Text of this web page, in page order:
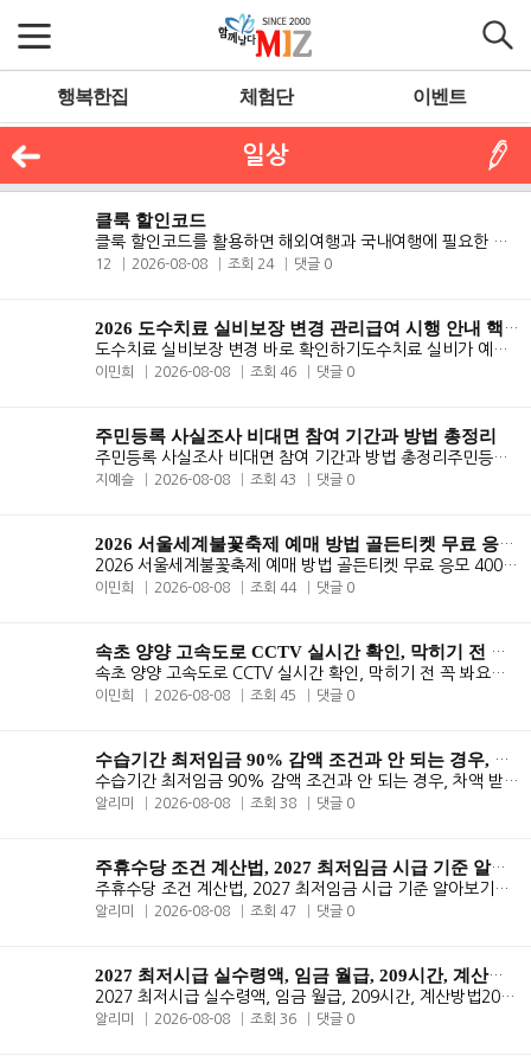
행복한집 체험단 이벤트
일상
클룩 할인코드
클룩 할인코드를 활용하면 해외여행과 국내여행에 필요한 투어 입장권 호텔..
12 2026-08-08 조회 24 댓글 0
2026 도수치료 실비보장 변경 관리급여 시행 안내 핵심정리
도수치료 실비보장 변경 바로 확인하기도수치료 실비가 예전처럼 무조건 잘..
이민희 2026-08-08 조회 46 댓글 0
주민등록 사실조사 비대면 참여 기간과 방법 총정리
주민등록 사실조사 비대면 참여 기간과 방법 총정리주민등록 사실조사 비대..
지예슬 2026-08-08 조회 43 댓글 0
2026 서울세계불꽃축제 예매 방법 골든티켓 무료 응모 400명 총정리
2026 서울세계불꽃축제 예매 방법 골든티켓 무료 응모 400명 총정리서울세..
이민희 2026-08-08 조회 44 댓글 0
속초 양양 고속도로 CCTV 실시간 확인, 막히기 전 꼭 봐요
속초 양양 고속도로 CCTV 실시간 확인, 막히기 전 꼭 봐요속초 양양 고속도..
이민희 2026-08-08 조회 45 댓글 0
수습기간 최저임금 90% 감액 조건과 안 되는 경우, 차액 받는 법 총정
수습기간 최저임금 90% 감액 조건과 안 되는 경우, 차액 받는 법 총정리수..
알리미 2026-08-08 조회 38 댓글 0
주휴수당 조건 계산법, 2027 최저임금 시급 기준 알아보기
주휴수당 조건 계산법, 2027 최저임금 시급 기준 알아보기알바도 주휴수당 ..
알리미 2026-08-08 조회 47 댓글 0
2027 최저시급 실수령액, 임금 월급, 209시간, 계산방법
2027 최저시급 실수령액, 임금 월급, 209시간, 계산방법2027 최저시급 10,7..
알리미 2026-08-08 조회 36 댓글 0